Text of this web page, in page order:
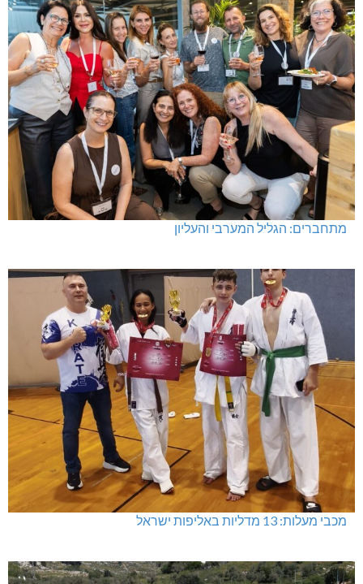
מתחברים: הגליל המערבי והעליון
מכבי מעלות: 13 מדליות באליפות ישראל